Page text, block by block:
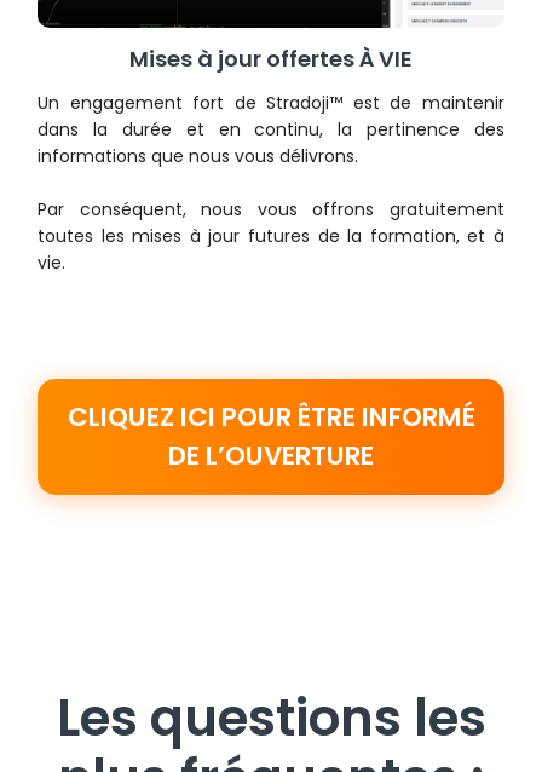
Mises à jour offertes À VIE
Un engagement fort de Stradoji™ est de maintenir
dans la durée et en continu, la pertinence des
informations que nous vous délivrons.
Par conséquent, nous vous offrons gratuitement
toutes les mises à jour futures de la formation, et à
vie.
CLIQUEZ ICI POUR ÊTRE INFORMÉ
DE L’OUVERTURE
Les questions les